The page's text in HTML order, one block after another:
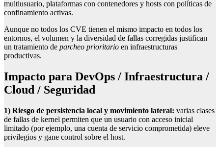
multiusuario, plataformas con contenedores y hosts con políticas de
confinamiento activas.
Aunque no todos los CVE tienen el mismo impacto en todos los
entornos, el volumen y la diversidad de fallas corregidas justifican
un tratamiento de parcheo prioritario en infraestructuras
productivas.
Impacto para DevOps / Infraestructura /
Cloud / Seguridad
1) Riesgo de persistencia local y movimiento lateral: varias clases
de fallas de kernel permiten que un usuario con acceso inicial
limitado (por ejemplo, una cuenta de servicio comprometida) eleve
privilegios y gane control sobre el host.